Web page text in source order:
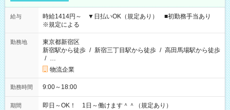
給与
時給1414円～ ▼日払いOK（規定あり） ■初勤務手当あり
※規定による
勤務地
東京都新宿区
新宿駅から徒歩 / 新宿三丁目駅から徒歩 / 高田馬場駅から徒歩
/ …
物流企業
勤務時間 9:00～18:00
期間 即日～OK！ 1日～働けます＾＾（規定あり）